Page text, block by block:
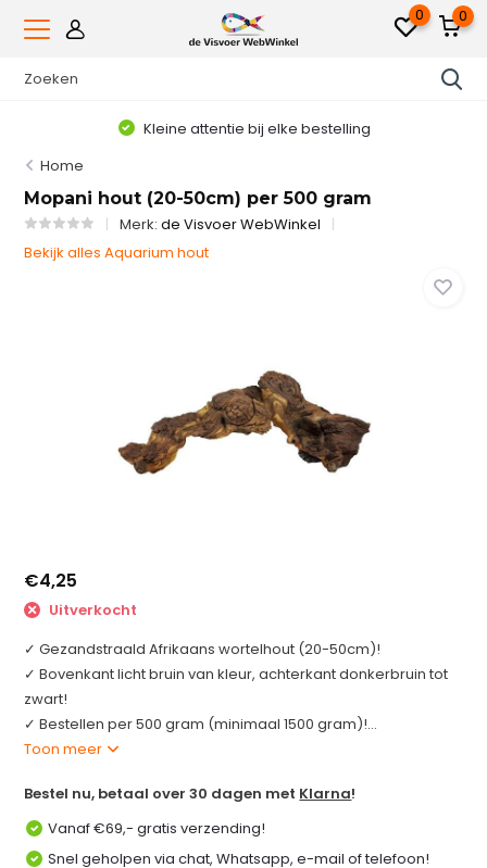
0 0
Kleine attentie bij elke bestelling
Home
Mopani hout (20-50cm) per 500 gram
Merk:de Visvoer WebWinkel
Bekijk alles Aquarium hout
€4,25
Uitverkocht
✓ Gezandstraald Afrikaans wortelhout (20-50cm)!
✓ Bovenkant licht bruin van kleur, achterkant donkerbruin tot
zwart!
✓ Bestellen per 500 gram (minimaal 1500 gram)!...
Toon meer
Bestel nu, betaal over 30 dagen met Klarna!
Vanaf €69,- gratis verzending!
Snel geholpen via chat, Whatsapp, e-mail of telefoon!